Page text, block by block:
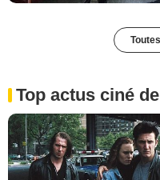
Top actus ciné